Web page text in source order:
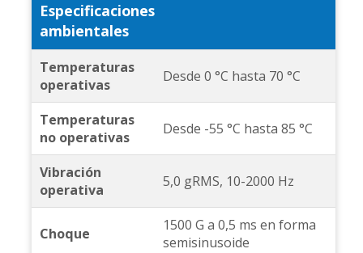
Especificaciones
ambientales
Temperaturas
operativas
Desde 0 °C hasta 70 °C
Temperaturas
no operativas
Desde -55 °C hasta 85 °C
Vibración
operativa
5,0 gRMS, 10-2000 Hz
Choque
1500 G a 0,5 ms en forma
semisinusoide